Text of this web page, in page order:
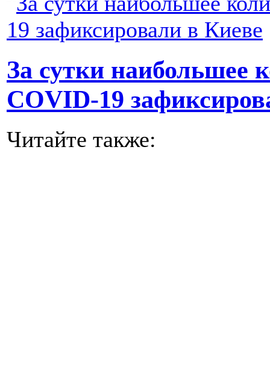
За сутки наибольшее
COVID-19
Читайте также: